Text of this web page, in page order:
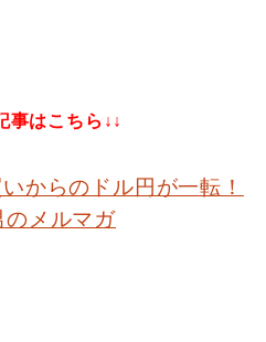
事はこちら↓↓
からのドル円が一転！
のメルマガ